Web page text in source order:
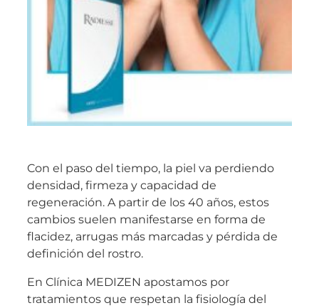
Con el paso del tiempo, la piel va perdiendo
densidad, firmeza y capacidad de
regeneración. A partir de los 40 años, estos
cambios suelen manifestarse en forma de
flacidez, arrugas más marcadas y pérdida de
definición del rostro.
En Clínica MEDIZEN apostamos por
tratamientos que respetan la fisiología del